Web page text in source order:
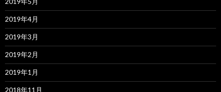
2019年4月
2019年3月
2019年2月
2019年1月
2018年11月